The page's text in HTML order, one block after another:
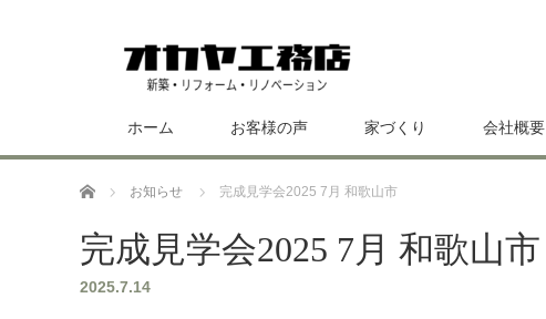
ホーム お客様の声 家づくり 会社概要
ホーム お知らせ 完成見学会2025 7月 和歌山市
完成見学会2025 7月 和歌山市
2025.7.14